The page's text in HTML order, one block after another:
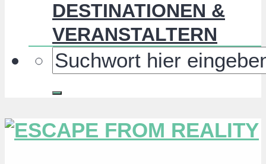
DESTINATIONEN &
VERANSTALTERN